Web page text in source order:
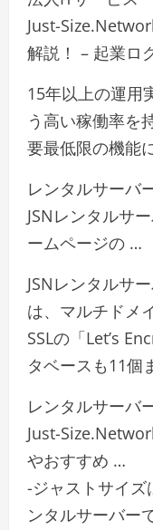
Just-
解説！ – 起業ロ
15年以上の運用
う高い稼働率を
要最低限の機能
レンタルサーバ
JSNレンタルサ
ームページの …
JSNレンタルサ
は、マルチドメ
SSLの「Let’s
タベースも11個
レンタルサーバ
Just-
やおすすめ …
-ジャストサイズ
ンタルサーバー